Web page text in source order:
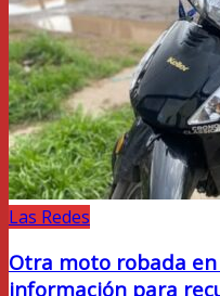
Las Redes
Otra moto robada en
información para